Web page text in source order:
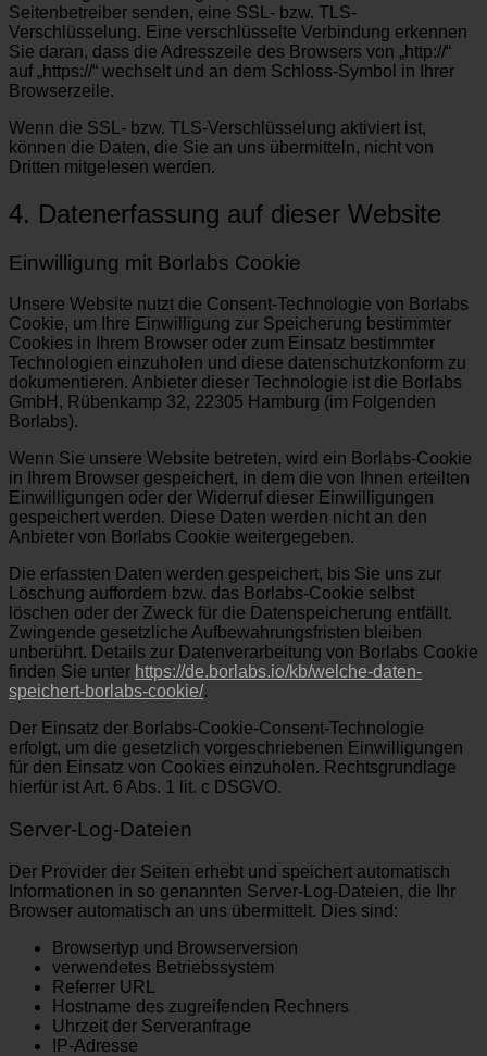
Seitenbetreiber senden, eine SSL- bzw. TLS-
Verschlüsselung. Eine verschlüsselte Verbindung erkennen
Sie daran, dass die Adresszeile des Browsers von „http://“
auf „https://“ wechselt und an dem Schloss-Symbol in Ihrer
Browserzeile.
Wenn die SSL- bzw. TLS-Verschlüsselung aktiviert ist,
können die Daten, die Sie an uns übermitteln, nicht von
Dritten mitgelesen werden.
4. Datenerfassung auf dieser Website
Einwilligung mit Borlabs Cookie
Unsere Website nutzt die Consent-Technologie von Borlabs
Cookie, um Ihre Einwilligung zur Speicherung bestimmter
Cookies in Ihrem Browser oder zum Einsatz bestimmter
Technologien einzuholen und diese datenschutzkonform zu
dokumentieren. Anbieter dieser Technologie ist die Borlabs
GmbH, Rübenkamp 32, 22305 Hamburg (im Folgenden
Borlabs).
Wenn Sie unsere Website betreten, wird ein Borlabs-Cookie
in Ihrem Browser gespeichert, in dem die von Ihnen erteilten
Einwilligungen oder der Widerruf dieser Einwilligungen
gespeichert werden. Diese Daten werden nicht an den
Anbieter von Borlabs Cookie weitergegeben.
Die erfassten Daten werden gespeichert, bis Sie uns zur
Löschung auffordern bzw. das Borlabs-Cookie selbst
löschen oder der Zweck für die Datenspeicherung entfällt.
Zwingende gesetzliche Aufbewahrungsfristen bleiben
unberührt. Details zur Datenverarbeitung von Borlabs Cookie
finden Sie unter https://de.borlabs.io/kb/welche-daten-
speichert-borlabs-cookie/.
Der Einsatz der Borlabs-Cookie-Consent-Technologie
erfolgt, um die gesetzlich vorgeschriebenen Einwilligungen
für den Einsatz von Cookies einzuholen. Rechtsgrundlage
hierfür ist Art. 6 Abs. 1 lit. c DSGVO.
Server-Log-Dateien
Der Provider der Seiten erhebt und speichert automatisch
Informationen in so genannten Server-Log-Dateien, die Ihr
Browser automatisch an uns übermittelt. Dies sind:
Browsertyp und Browserversion
verwendetes Betriebssystem
Referrer URL
Hostname des zugreifenden Rechners
Uhrzeit der Serveranfrage
IP-Adresse